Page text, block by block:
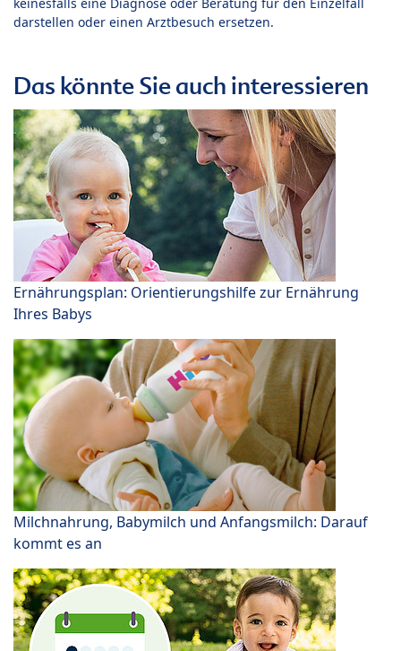
darstellen oder einen Arztbesuch ersetzen.
Das könnte Sie auch interessieren
Ernährungsplan: Orientierungshilfe zur Ernährung
Ihres Babys
Milchnahrung, Babymilch und Anfangsmilch: Darauf
kommt es an